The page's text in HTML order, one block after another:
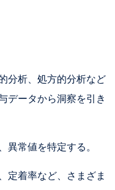
分析、処方的分析など
データから洞察を引き
異常値を特定する。
定着率など、さまざま